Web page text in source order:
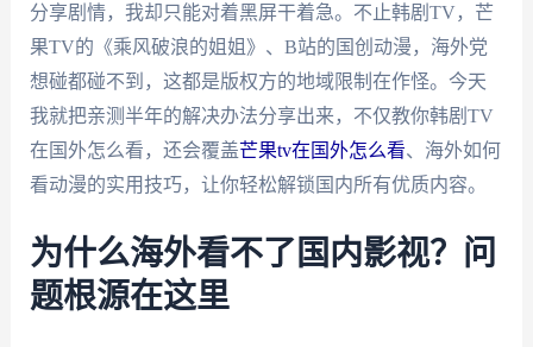
分享剧情，我却只能对着黑屏干着急。不止韩剧TV，芒
果TV的《乘风破浪的姐姐》、B站的国创动漫，海外党
想碰都碰不到，这都是版权方的地域限制在作怪。今天
我就把亲测半年的解决办法分享出来，不仅教你韩剧TV
在国外怎么看，还会覆盖芒果tv在国外怎么看、海外如何
看动漫的实用技巧，让你轻松解锁国内所有优质内容。
为什么海外看不了国内影视？问
题根源在这里